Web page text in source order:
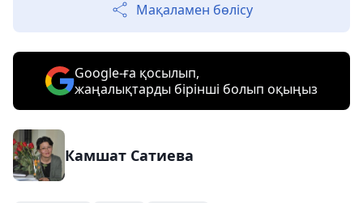
Мақаламен бөлісу
Google-ға қосылып,
жаңалықтарды бірінші болып оқыңыз
Камшат Сатиева